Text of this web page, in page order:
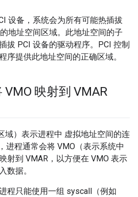
设备，系统会为所有可能热插拔
地址空间区域。此地址空间的子
拔 PCI 设备的驱动程序。PCI 控制
序提供此地址空间的正确区域。
映射到 VMAR
域）表示进程中 虚拟地址空间的连
进程通常会将 VMO（表示系统中
射到 VMAR，以方便在 VMO 表示
数据。
程只能使用一组 syscall（例如